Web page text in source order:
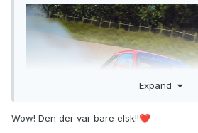
Expand
Wow! Den der var bare elsk!!❤️